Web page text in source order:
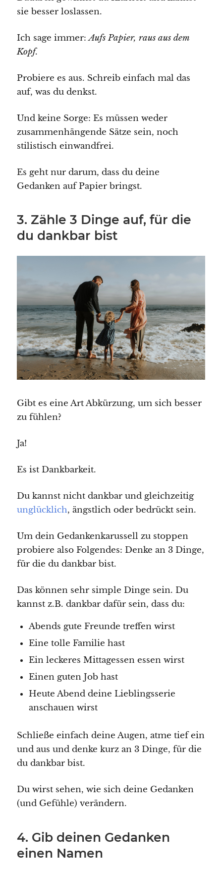
sie besser loslassen.
Ich sage immer:Aufs Papier, raus aus dem
Kopf.
Probiere es aus. Schreib einfach mal das
auf, was du denkst.
Und keine Sorge: Es müssen weder
zusammenhängende Sätze sein, noch
stilistisch einwandfrei.
Es geht nur darum, dass du deine
Gedanken auf Papier bringst.
3. Zähle 3 Dinge auf, für die
du dankbar bist
Gibt es eine Art Abkürzung, um sich besser
zu fühlen?
Ja!
Es ist Dankbarkeit.
Du kannst nicht dankbar und gleichzeitig
unglücklich, ängstlich oder bedrückt sein.
Um dein Gedankenkarussell zu stoppen
probiere also Folgendes: Denke an 3 Dinge,
für die du dankbar bist.
Das können sehr simple Dinge sein. Du
kannst z.B. dankbar dafür sein, dass du:
Abends gute Freunde treffen wirst
Eine tolle Familie hast
Ein leckeres Mittagessen essen wirst
Einen guten Job hast
Heute Abend deine Lieblingsserie
anschauen wirst
Schließe einfach deine Augen, atme tief ein
und aus und denke kurz an 3 Dinge, für die
du dankbar bist.
Du wirst sehen, wie sich deine Gedanken
(und Gefühle) verändern.
4. Gib deinen Gedanken
einen Namen